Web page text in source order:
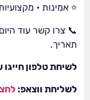
⭐ אמינות •
📞 צרו קשר עוד
תאריך.
לשיחת טלפון חייגו
לשליחת ווצאפ: